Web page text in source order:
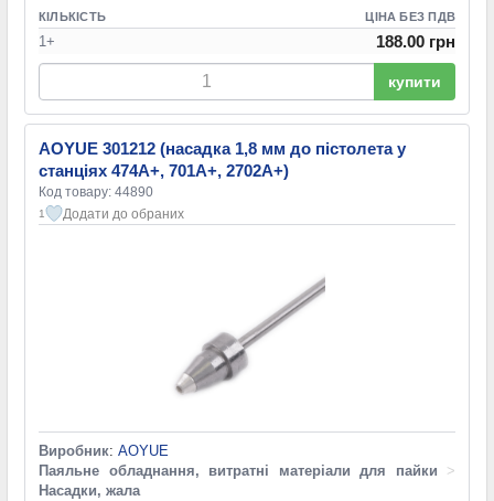
КІЛЬКІСТЬ ЦІНА БЕЗ ПДВ
1+ 188.00 грн
купити
AOYUE 301212 (насадка 1,8 мм до пістолета у
станціях 474A+, 701A+, 2702A+)
Код товару: 44890
1 Додати до обраних
Виробник: AOYUE
Паяльне обладнання, витратні матеріали для пайки
>
Насадки, жала